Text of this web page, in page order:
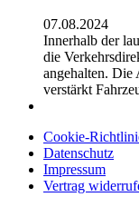
07.08.2024
Innerhalb der
die
angehalten.
verstärkt
Cookie-
Datenschutz
Impressum
Vertrag